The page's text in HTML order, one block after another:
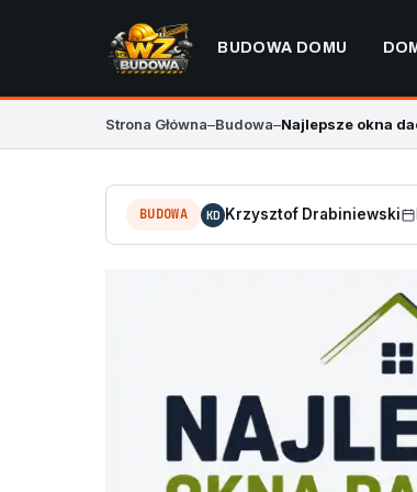
BUDOWA DOMU DOM
Strona Główna–Budowa–Najlepsze okna
BUDOWA KD Krzysztof Drabiniewski